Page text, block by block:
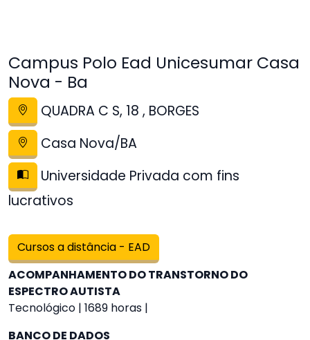
Campus Polo Ead Unicesumar Casa
Nova - Ba
QUADRA C S, 18 , BORGES
Casa Nova/BA
Universidade Privada com fins
lucrativos
Cursos a distância - EAD
ACOMPANHAMENTO DO TRANSTORNO DO
ESPECTRO AUTISTA
Tecnológico | 1689 horas |
BANCO DE DADOS